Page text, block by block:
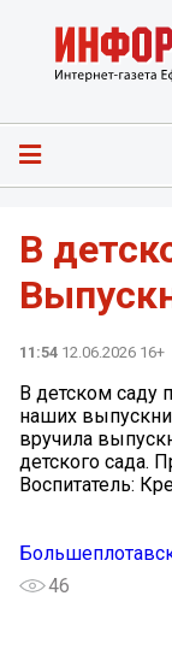
В
11:54 12.06.2026 16+
В детском
наших
вручила
детского сада.
Воспитатель:
46